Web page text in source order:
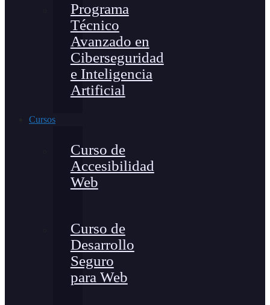
Programa
Técnico
Avanzado en
Ciberseguridad
e Inteligencia
Artificial
Cursos
Curso de
Accesibilidad
Web
Curso de
Desarrollo
Seguro
para Web